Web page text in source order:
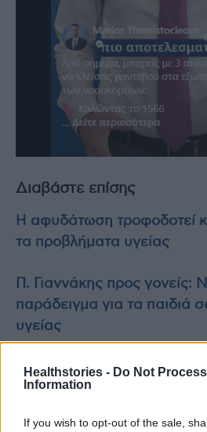
Healthstories - Do Not
Information
If you wish to opt-out of the sale,
Διαβάστε επίσης
Η αφυδάτωση τροφοδοτεί
τα προβλήματα υγείας
Π. Γιαννάκης προς γονείς:
παράδειγμα για τα παιδιά
υγείας
Τίμιο Ξύλο και Άρραφος
στο Νοσοκομείο Μεταξά –